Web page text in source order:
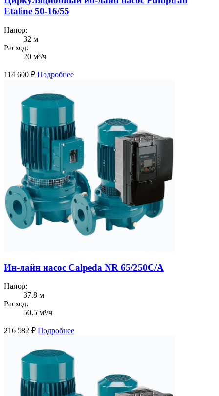
Etaline 50-16/55
Напор:
32 м
Расход:
20 м³/ч
114 600 ₽ Подробнее
Ин-лайн насос Calpeda NR 65/250C/A
Напор:
37.8 м
Расход:
50.5 м³/ч
216 582 ₽ Подробнее